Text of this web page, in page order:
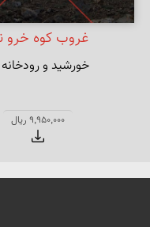
غروب کوه خرو
خورشید و رودخانه
9,950,000 ریال